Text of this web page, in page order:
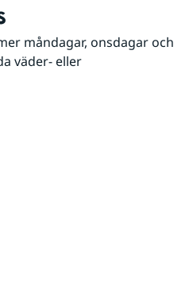
måndagar, onsdagar och
väder- eller